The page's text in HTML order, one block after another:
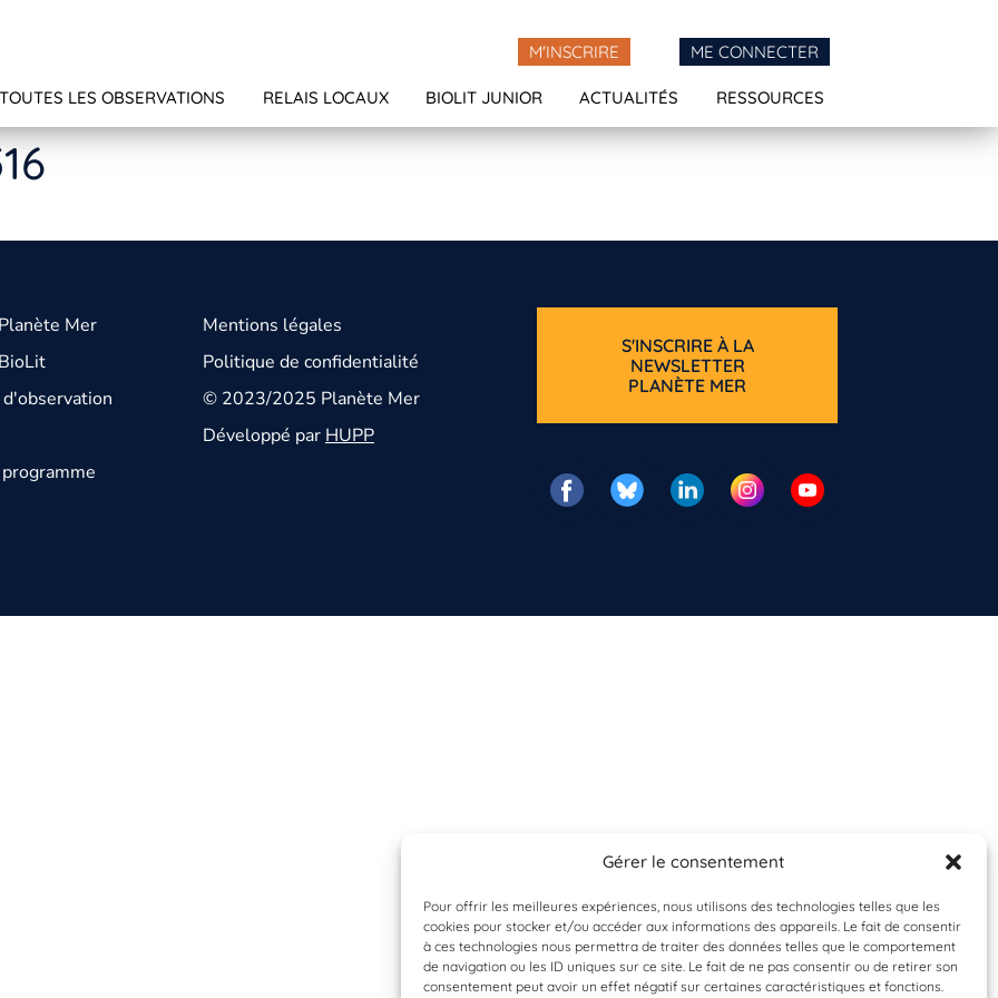
Gérer le consentement
Pour offrir les meilleures expériences, nous utilisons des technologies telles que les
cookies pour stocker et/ou accéder aux informations des appareils. Le fait de consentir
à ces technologies nous permettra de traiter des données telles que le comportement
de navigation ou les ID uniques sur ce site. Le fait de ne pas consentir ou de retirer son
consentement peut avoir un effet négatif sur certaines caractéristiques et fonctions.
M'INSCRIRE ME CONNECTER
TOUTES LES OBSERVATIONS RELAIS LOCAUX BIOLIT JUNIOR ACTUALITÉS RESSOURCES
Mer
Mentions légales
Politique de confidentialité
© 2023/2025 Planète Mer
Développé parHUPP
S'INSCRIRE À LA
NEWSLETTER
PLANÈTE MER